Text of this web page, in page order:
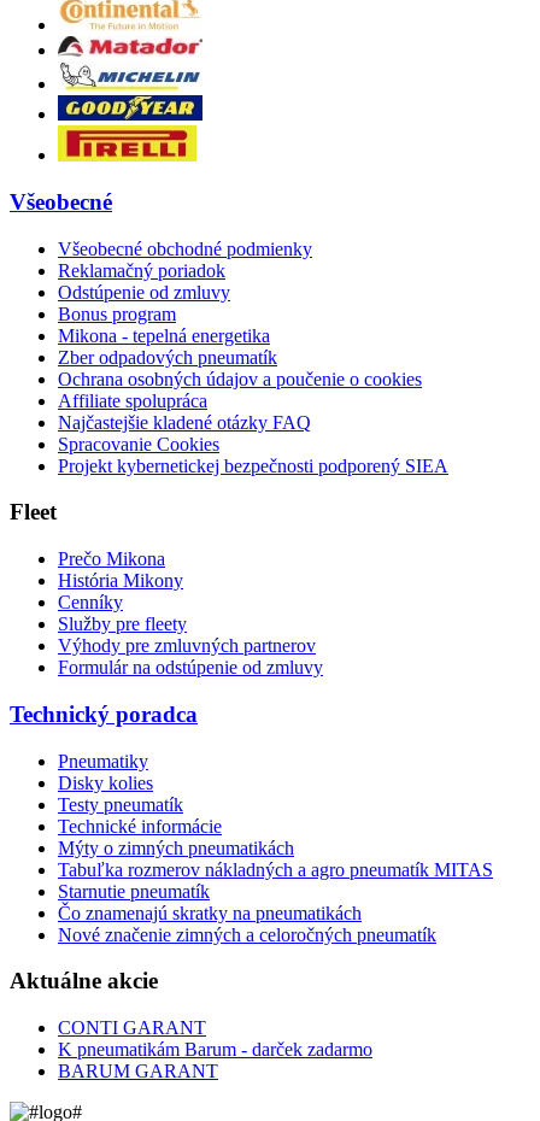
Všeobecné
Všeobecné obchodné podmienky
Reklamačný poriadok
Odstúpenie od zmluvy
Bonus program
Mikona - tepelná energetika
Zber odpadových pneumatík
Ochrana osobných údajov a poučenie o cookies
Affiliate spolupráca
Najčastejšie kladené otázky FAQ
Spracovanie Cookies
Projekt kybernetickej bezpečnosti podporený SIEA
Fleet
Prečo Mikona
História Mikony
Cenníky
Služby pre fleety
Výhody pre zmluvných partnerov
Formulár na odstúpenie od zmluvy
Technický poradca
Pneumatiky
Disky kolies
Testy pneumatík
Technické informácie
Mýty o zimných pneumatikách
Tabuľka rozmerov nákladných a agro pneumatík MITAS
Starnutie pneumatík
Čo znamenajú skratky na pneumatikách
Nové značenie zimných a celoročných pneumatík
Aktuálne akcie
CONTI GARANT
K pneumatikám Barum - darček zadarmo
BARUM GARANT